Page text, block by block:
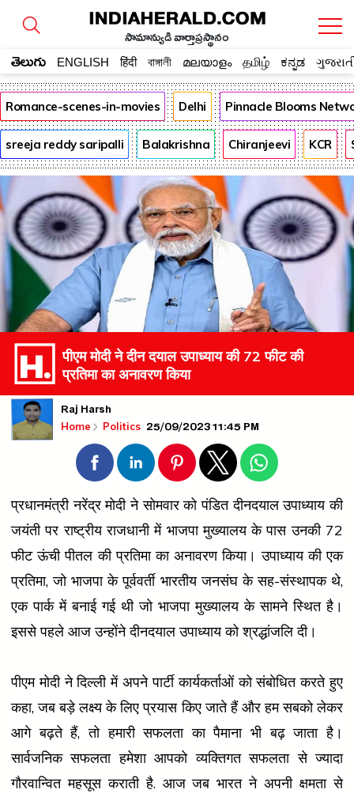
సామాన్యుడి వార్తాప్రస్థానం
తెలుగు ENGLISH हिंदी বাঙ্গালী മലയാളം தமிழ் ಕನ್ನಡ
Romance-scenes-in-movies Delhi Pinnacle Blooms
sreeja reddy saripalli Balakrishna Chiranjeevi KCR
पीएम मोदी ने दीन दयाल उपाध्याय की 72 फीट की
प्रतिमा का अनावरण किया
Raj Harsh
Home Politics 25/09/2023 11:45 PM
प्रधानमंत्री नरेंद्र मोदी ने सोमवार को पंडित दीनदयाल उपाध्याय की
जयंती पर राष्ट्रीय राजधानी में भाजपा मुख्यालय के पास उनकी 72
फीट ऊंची पीतल की प्रतिमा का अनावरण किया। उपाध्याय की एक
प्रतिमा, जो भाजपा के पूर्ववर्ती भारतीय जनसंघ के सह-संस्थापक थे,
एक पार्क में बनाई गई थी जो भाजपा मुख्यालय के सामने स्थित है।
इससे पहले आज उन्होंने दीनदयाल उपाध्याय को श्रद्धांजलि दी।
पीएम मोदी ने दिल्ली में अपने पार्टी कार्यकर्ताओं को संबोधित करते हुए
कहा, जब बड़े लक्ष्य के लिए प्रयास किए जाते हैं और हम सबको लेकर
आगे बढ़ते हैं, तो हमारी सफलता का पैमाना भी बढ़ जाता है।
सार्वजनिक सफलता हमेशा आपको व्यक्तिगत सफलता से ज्यादा
गौरवान्वित महसूस कराती है. आज जब भारत ने अपनी क्षमता से